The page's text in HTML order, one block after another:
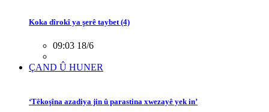
Koka dîrokî ya şerê taybet (4)
09:03 18/6
ÇAND Û HUNER
‘Têkoşîna azadiya jin û parastina xwezayê yek in’